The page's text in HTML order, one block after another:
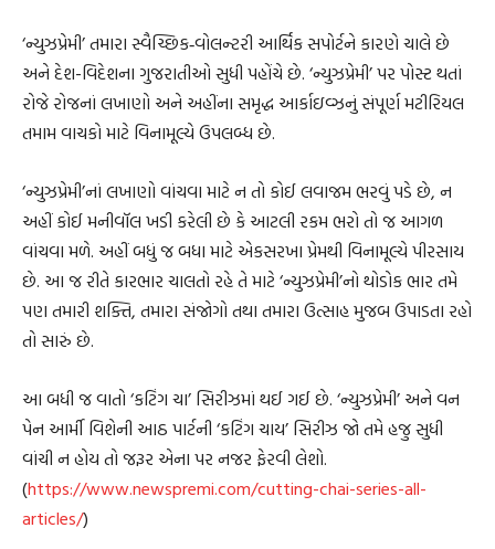
‘ન્યુઝપ્રેમી’ તમારા સ્વૈચ્છિક‐વોલન્ટરી આર્થિક સપોર્ટને કારણે ચાલે છે
અને દેશ-વિદેશના ગુજરાતીઓ સુધી પહોંચે છે. ‘ન્યુઝપ્રેમી’ પર પોસ્ટ થતાં
રોજે રોજનાં લખાણો અને અહીંના સમૃદ્ધ આર્કાઇવ્ઝનું સંપૂર્ણ મટીરિયલ
તમામ વાચકો માટે વિનામૂલ્યે ઉપલબ્ધ છે.
‘ન્યુઝપ્રેમી’નાં લખાણો વાંચવા માટે ન તો કોઈ લવાજમ ભરવું પડે છે, ન
અહીં કોઈ મનીવૉલ ખડી કરેલી છે કે આટલી રકમ ભરો તો જ આગળ
વાંચવા મળે. અહીં બધું જ બધા માટે એકસરખા પ્રેમથી વિનામૂલ્યે પીરસાય
છે. આ જ રીતે કારભાર ચાલતો રહે તે માટે ‘ન્યુઝપ્રેમી’નો થોડોક ભાર તમે
પણ તમારી શક્તિ, તમારા સંજોગો તથા તમારા ઉત્સાહ મુજબ ઉપાડતા રહો
તો સારું છે.
આ બધી જ વાતો ‘કટિંગ ચા’ સિરીઝમાં થઈ ગઈ છે. ‘ન્યુઝપ્રેમી’ અને વન
પેન આર્મી વિશેની આઠ પાર્ટની ‘કટિંગ ચાય’ સિરીઝ જો તમે હજુ સુધી
વાંચી ન હોય તો જરૂર એના પર નજર ફેરવી લેશો.
(https://www.newspremi.com/cutting-chai-series-all-
articles/)